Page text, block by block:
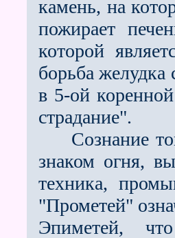
камень, на
пожирает
которой
борьба
в 5-ой коренной
страдание".
Сознание
знаком огня,
техника,
"Прометей"
Эпиметей,